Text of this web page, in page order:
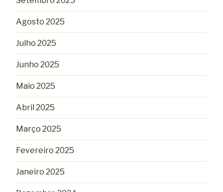
Agosto 2025
Julho 2025
Junho 2025
Maio 2025
Abril 2025
Março 2025
Fevereiro 2025
Janeiro 2025